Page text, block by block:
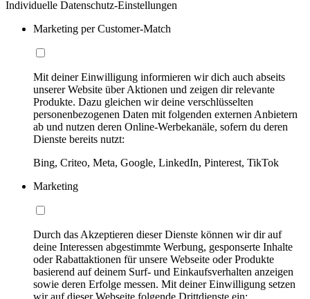
Individuelle Datenschutz-Einstellungen
Marketing per Customer-Match
Mit deiner Einwilligung informieren wir dich auch abseits
unserer Website über Aktionen und zeigen dir relevante
Produkte. Dazu gleichen wir deine verschlüsselten
personenbezogenen Daten mit folgenden externen Anbietern
ab und nutzen deren Online-Werbekanäle, sofern du deren
Dienste bereits nutzt:
Bing, Criteo, Meta, Google, LinkedIn, Pinterest, TikTok
Marketing
Durch das Akzeptieren dieser Dienste können wir dir auf
deine Interessen abgestimmte Werbung, gesponserte Inhalte
oder Rabattaktionen für unsere Webseite oder Produkte
basierend auf deinem Surf- und Einkaufsverhalten anzeigen
sowie deren Erfolge messen. Mit deiner Einwilligung setzen